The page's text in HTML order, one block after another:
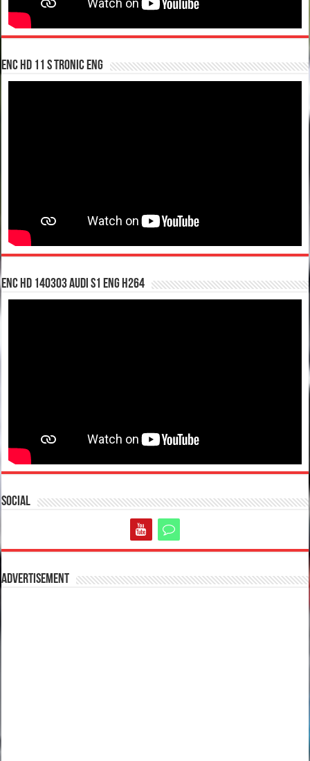
enc hd 11 S tronic ENG
enc hd 140303 Audi S1 ENG H264
Social
Advertisement